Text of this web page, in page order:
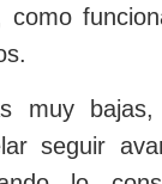
como
muy
seguir